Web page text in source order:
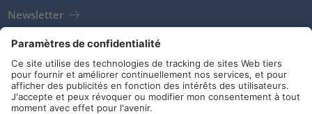
Newsletter
Clients
Fournisseurs
Conditions de stockage